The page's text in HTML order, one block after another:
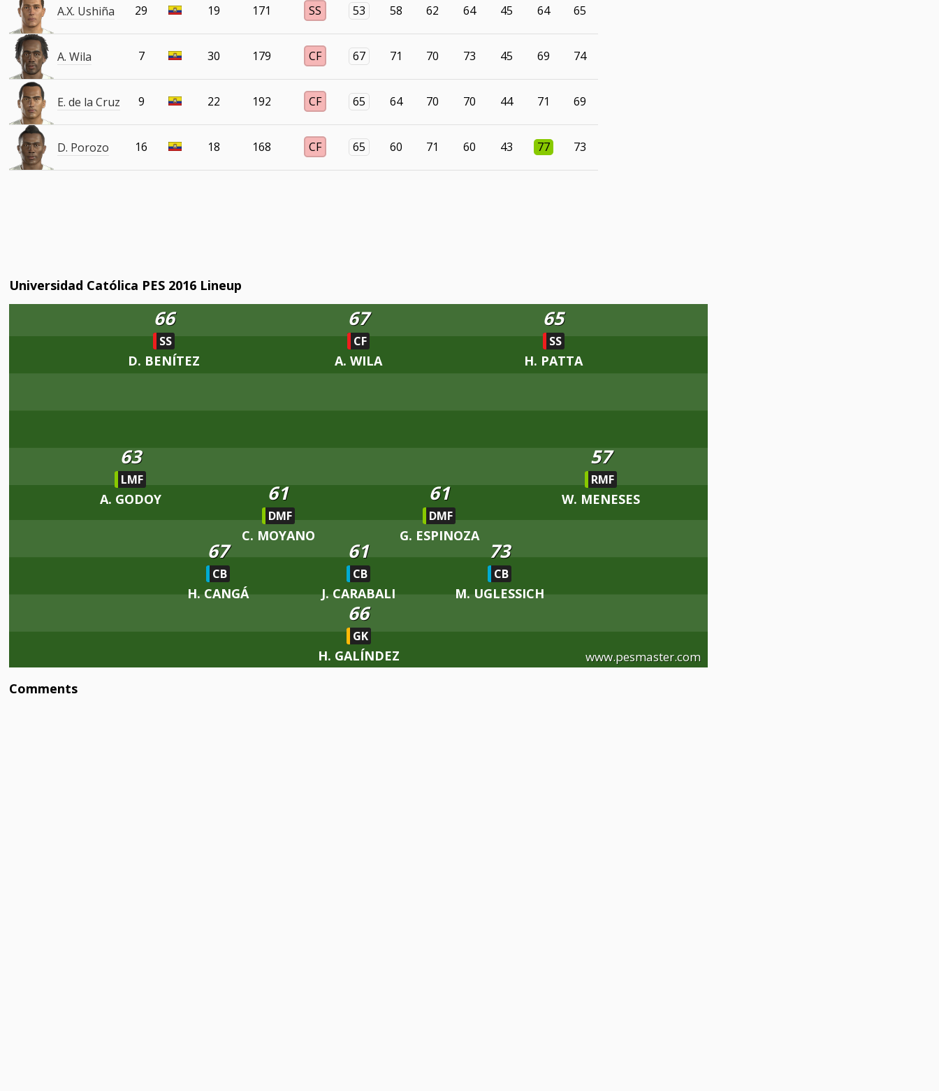
A.X. Ushiña 29 19 171 SS 53 58 62 64 45 64 65
A. Wila 7 30 179 CF 67 71 70 73 45 69 74
E. de la Cruz 9 22 192 CF 65 64 70 70 44 71 69
D. Porozo 16 18 168 CF 65 60 71 60 43 77 73
Universidad Católica PES 2016 Lineup
66
GK
H. GALÍNDEZ
61
CB
J. CARABALI
73
CB
M. UGLESSICH
67
CB
H. CANGÁ
61
DMF
G. ESPINOZA
61
DMF
C. MOYANO
57
RMF
W. MENESES
63
LMF
A. GODOY
65
SS
H. PATTA
66
SS
D. BENÍTEZ
67
CF
A. WILA
www.pesmaster.com
Comments